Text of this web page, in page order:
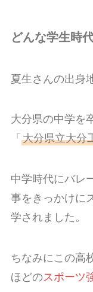
どんな学生時
夏生さんの出身
大分県の中学を
「 大分県立大分
中学時代にバレ
事をきっかけに
学されました。
ちなみにこの高
ほどのスポーツ